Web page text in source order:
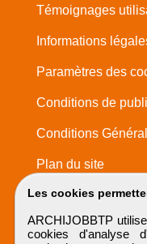
Les cookies
ARCHIJOBBTP
cookies d'analyse
Témoignages
Informations
Paramètres des
Conditions de
Conditions
Plan du site